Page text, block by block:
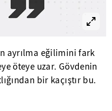
ayrılma eğilimini fark
öteye uzar. Gövdenin
bir kaçıştır bu.